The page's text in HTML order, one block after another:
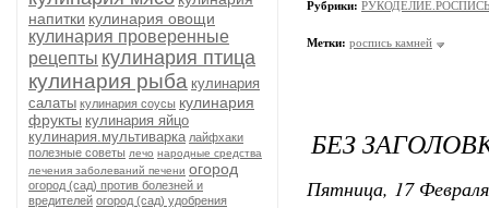
напитки кулинария овощи
кулинария проверенные
рецепты кулинария птица
кулинария рыба кулинария
салаты кулинария соусы кулинария
фрукты кулинария яйцо
кулинария.мультиварка лайфхаки
полезные советы лечо народные средства
лечения заболеваний печени огород
огород (сад) против болезней и
вредителей огород (сад) удобрения
Рубрики:
Метки: роспись камней
БЕЗ
Пятница, 17